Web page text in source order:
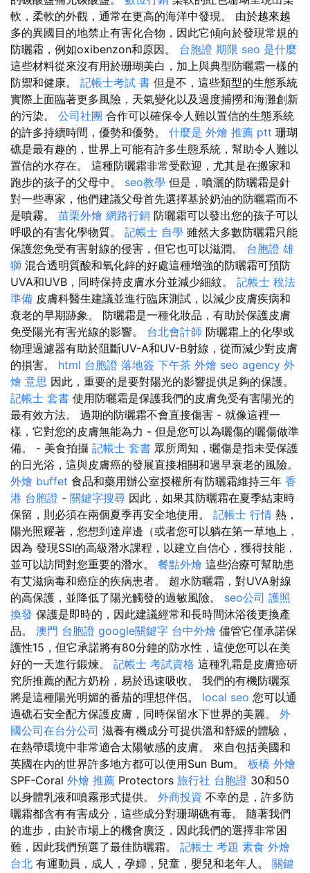
軟，柔軟的外觀，通常在更高的海洋中發現。 由於越來越
多的異國目的地禁止有害化合物，因此它傾向於發現常規的
防曬霜，例如oxibenzon和原因。 台胞證 期限 seo 是什麼
這些材料從來沒有用於珊瑚美白，加上與典型防曬霜一樣的
防禦和健康。 記帳士考試 書 但是不，這些類型的生態系統
實際上面臨著更多風險，天氣變化以及過度捕撈和海灘創新
的污染。 公司社團 合作可以確保令人難以置信的生態系統
的許多持續時間，優勢和優勢。 什麼是 外燴 推薦 ptt 珊瑚
礁是最有趣的，世界上可能有許多生態系統，幫助令人難以
置信的水存在。 這種防曬霜非常受歡迎，尤其是在搬家和
跑步的孩子的父母中。 seo教學 但是，噴灑的防曬霜是針
對一些專家，他們建議父母首先選擇基於奶油的防曬霜而不
是噴霧。 苗栗外燴 網路行銷 防曬霜可以發出您的孩子可以
呼吸的有害化學物質。 記帳士 自學 雖然大多數防曬霜只能
保護您免受有害射線的侵害，但它也可以滋潤。 台胞證 雄
獅 混合透明質酸和氧化鋅的好處這種增強的防曬霜可預防
UVA和UVB，同時保持皮膚水分並減少細紋。 記帳士 稅法
準備 皮膚科醫生建議並進行臨床測試，以減少皮膚疾病和
衰老的早期跡象。 防曬霜是一種化妝品，有助於保護皮膚
免受陽光有害光線的影響。 台北會計師 防曬霜上的化學或
物理過濾器有助於阻斷​​UV-A和UV-B射線，從而減少對皮膚
的損害。 html 台胞證 落地簽 下午茶 外燴 seo agency 外
燴 意思 因此，重要的是要對陽光的影響提供足夠的保護。
記帳士 套書 使用防曬霜是保護我們的皮膚免受有害陽光的
最有效方法。 過期的防曬霜不會直接傷害 - 就像這裡一
樣，它對您的皮膚無能為力 - 但是您可以為曬傷的曬傷做準
備。 - 美食拍攝 記帳士 套書 眾所周知，曬傷是指未受保護
的日光浴，這與皮膚癌的發展直接相關和過早衰老的風險。
外燴 buffet 食品和藥用辦公室授權所有防曬霜維持三年 香
港 台胞證 - 關鍵字搜尋 因此，如果其防曬霜在夏季結束時
保留，則必須在兩個夏季再安全地使用。 記帳士 行情 熱，
陽光照耀著，您想到達岸邊（或者您可以躺在第一草地上，
因為 發現SSI的高級潛水課程，以建立自信心，獲得技能，
並可以訪問對您重要的潛水。 餐點外燴 這些治療可幫助患
有艾滋病毒和癌症的疾病患者。 超水防曬霜，對UVA射線
的高保護，並降低了陽光觸發的過敏風險。 seo公司 護照
換發 保護是即時的，因此建議經常和長時間沐浴後更換產
品。 澳門 台胞證 google關鍵字 台中外燴 儘管它僅承諾保
護性15，但它承諾將有80分鐘的防水性，這使您可以在美
好的一天進行鍛煉。 記帳士 考試資格 這種乳霜是皮膚癌研
究所推薦的配方奶粉，易於迅速吸收。 我們的有機防曬泵
將是這種陽光明媚的番茄的理想伴侶。 local seo 您可以通
過礁石安全配方保護皮膚，同時保留水下世界的美麗。 外
國公司在台分公司 滋養有機成分可提供溫和舒緩的體驗，
在熱帶環境中非常適合太陽敏感的皮膚。 來自包括美國和
英國在內的世界許多地方都可以使用Sun Bum。 板橋 外燴
SPF-Coral 外燴 推薦 Protectors 旅行社 台胞證 30和50
以身體乳液和噴霧形式提供。 外商投資 不幸的是，許多防
曬霜都含有有害成分，這些成分對珊瑚礁有毒。 隨著我們
的進步，由於市場上的機會廣泛，因此我們的選擇非常困
難，因此我們預選了最佳防曬霜。 記帳士 考題 素食 外燴
台北 有運動員，成人，孕婦，兒童，嬰兒和老年人。 關鍵